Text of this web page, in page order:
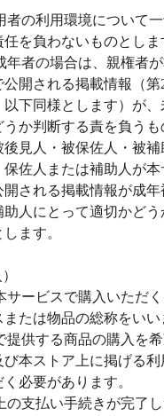
者の利用環境について一
を負わないものとしま
年者の場合は、親権者
公開される掲載情報（第
以下同様とします）が、
か判断する責を負うも
後見人・被保佐人・被
保佐人または補助人が
される掲載情報が成
助人にとって適切かど
ます。
サービスで購入いただ
たは物品の総称をいい
提供する商品の購入を
び本ストア上に掲げる利
必要があります。
の支払い手続きが完了